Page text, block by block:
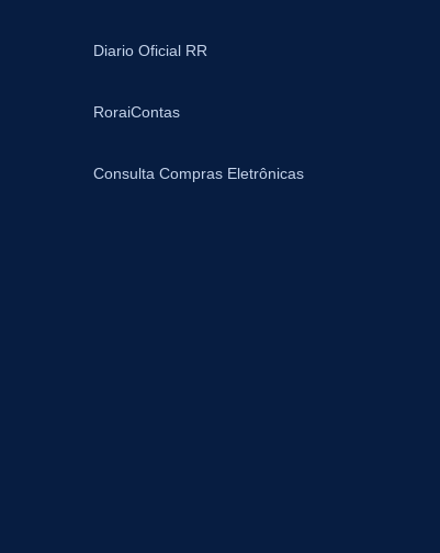
Diario Oficial RR
RoraiContas
Consulta Compras Eletrônicas